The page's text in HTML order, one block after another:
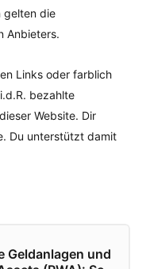
gelten die
Anbieters.
Links oder farblich
bezahlte
Website. Dir
Du unterstützt damit
Geldanlagen und